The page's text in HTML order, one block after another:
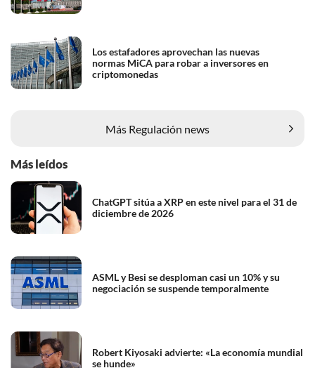
Los estafadores aprovechan las nuevas
normas MiCA para robar a inversores en
criptomonedas
Más Regulación news
Más leídos
ChatGPT sitúa a XRP en este nivel para el 31 de
diciembre de 2026
ASML y Besi se desploman casi un 10% y su
negociación se suspende temporalmente
Robert Kiyosaki advierte: «La economía mundial
se hunde»